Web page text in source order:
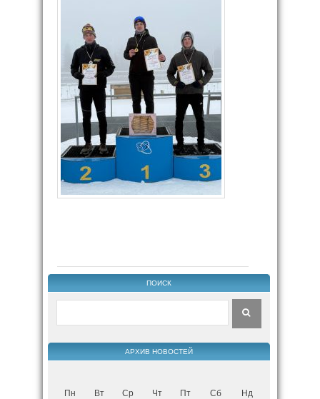
ПОИСК
АРХИВ НОВОСТЕЙ
Пн Вт Ср Чт Пт Сб Нд